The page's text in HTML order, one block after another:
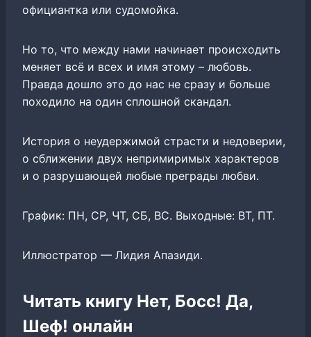
официантка или судомойка.
Но то, что между нами начинает происходить
меняет всё и всех и имя этому – любовь.
Правда дошло это до нас не сразу и больше
походило на один сплошной скандал.
История о неудержимой страсти и недоверии,
о сближении двух непримиримых характеров
и о разрушающей любые преграды любви.
График: ПН, СР, ЧТ, СБ, ВС. Выходные: ВТ, ПТ.
Иллюстратор — Лидия Апазиди.
Читать книгу Нет, Босс! Да,
Шеф! онлайн